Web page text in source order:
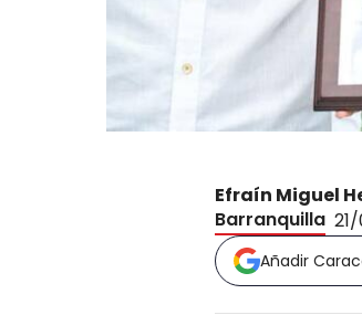
Efraín Miguel
Barranquilla
Añadir